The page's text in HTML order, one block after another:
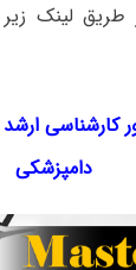
طریق لینک‌
دامپزشکی